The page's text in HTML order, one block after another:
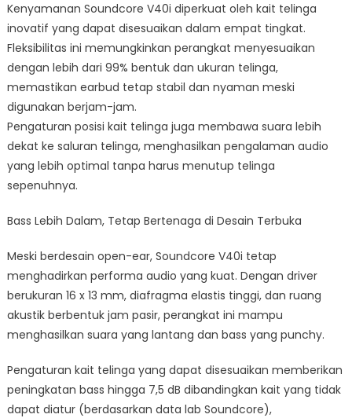
Kenyamanan Soundcore V40i diperkuat oleh kait telinga
inovatif yang dapat disesuaikan dalam empat tingkat.
Fleksibilitas ini memungkinkan perangkat menyesuaikan
dengan lebih dari 99% bentuk dan ukuran telinga,
memastikan earbud tetap stabil dan nyaman meski
digunakan berjam-jam.
Pengaturan posisi kait telinga juga membawa suara lebih
dekat ke saluran telinga, menghasilkan pengalaman audio
yang lebih optimal tanpa harus menutup telinga
sepenuhnya.
Bass Lebih Dalam, Tetap Bertenaga di Desain Terbuka
Meski berdesain open-ear, Soundcore V40i tetap
menghadirkan performa audio yang kuat. Dengan driver
berukuran 16 x 13 mm, diafragma elastis tinggi, dan ruang
akustik berbentuk jam pasir, perangkat ini mampu
menghasilkan suara yang lantang dan bass yang punchy.
Pengaturan kait telinga yang dapat disesuaikan memberikan
peningkatan bass hingga 7,5 dB dibandingkan kait yang tidak
dapat diatur (berdasarkan data lab Soundcore),